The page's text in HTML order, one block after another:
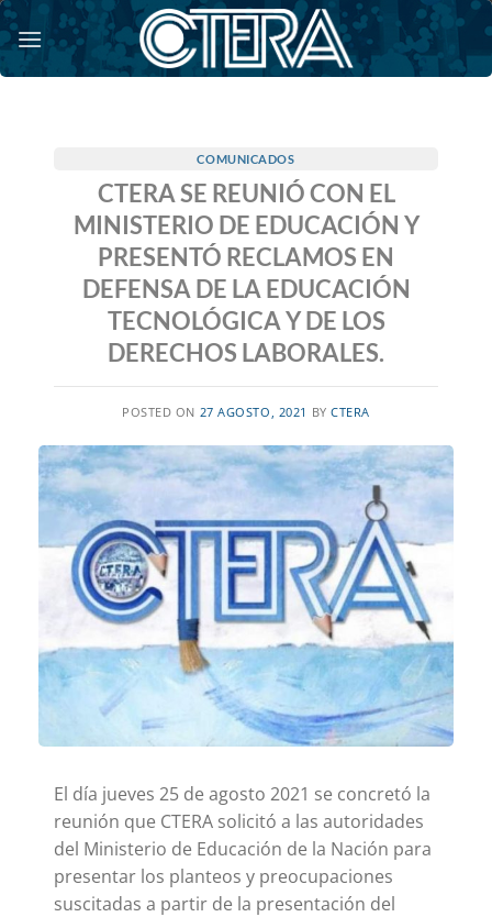
Saltar
al
contenido
COMUNICADOS
CTERA SE REUNIÓ CON EL
MINISTERIO DE EDUCACIÓN Y
PRESENTÓ RECLAMOS EN
DEFENSA DE LA EDUCACIÓN
TECNOLÓGICA Y DE LOS
DERECHOS LABORALES.
POSTED ON 27 AGOSTO, 2021 BYCTERA
El día jueves 25 de agosto 2021 se concretó la
reunión que CTERA solicitó a las autoridades
del Ministerio de Educación de la Nación para
presentar los planteos y preocupaciones
suscitadas a partir de la presentación del